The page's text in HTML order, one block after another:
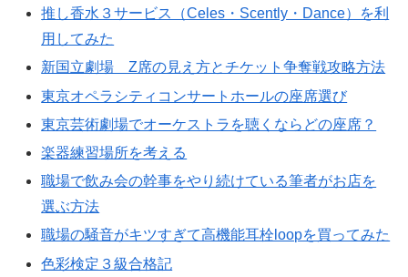
推し香水３サービス（Celes・Scently・Dance）を利
用してみた
新国立劇場 Z席の見え方とチケット争奪戦攻略方法
東京オペラシティコンサートホールの座席選び
東京芸術劇場でオーケストラを聴くならどの座席？
楽器練習場所を考える
職場で飲み会の幹事をやり続けている筆者がお店を
選ぶ方法
職場の騒音がキツすぎて高機能耳栓loopを買ってみた
色彩検定３級合格記